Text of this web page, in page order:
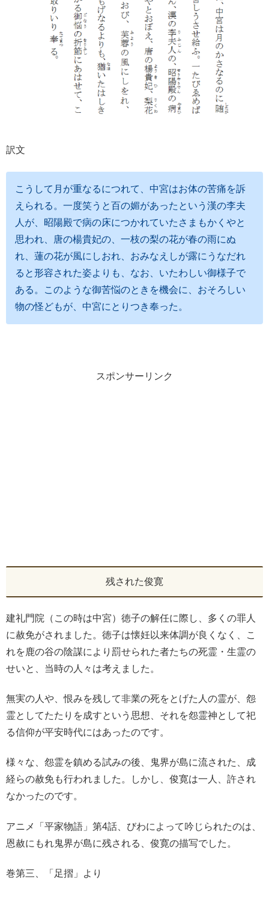
訳文
こうして月が重なるにつれて、中宮はお体の苦痛を訴
えられる。一度笑うと百の媚があったという漢の李夫
人が、昭陽殿で病の床につかれていたさまもかくやと
思われ、唐の楊貴妃の、一枝の梨の花が春の雨にぬ
れ、蓮の花が風にしおれ、おみなえしが露にうなだれ
ると形容された姿よりも、なお、いたわしい御様子で
ある。このような御苦悩のときを機会に、おそろしい
物の怪どもが、中宮にとりつき奉った。
スポンサーリンク
残された俊寛
建礼門院（この時は中宮）徳子の解任に際し、多くの罪人
に赦免がされました。徳子は懐妊以来体調が良くなく、こ
れを鹿の谷の陰謀により罰せられた者たちの死霊・生霊の
せいと、当時の人々は考えました。
無実の人や、恨みを残して非業の死をとげた人の霊が、怨
霊としてたたりを成すという思想、それを怨霊神として祀
る信仰が平安時代にはあったのです。
様々な、怨霊を鎮める試みの後、鬼界が島に流された、成
経らの赦免も行われました。しかし、俊寛は一人、許され
なかったのです。
アニメ「平家物語」第4話、びわによって吟じられたのは、
恩赦にもれ鬼界が島に残される、俊寛の描写でした。
巻第三、「足摺」より